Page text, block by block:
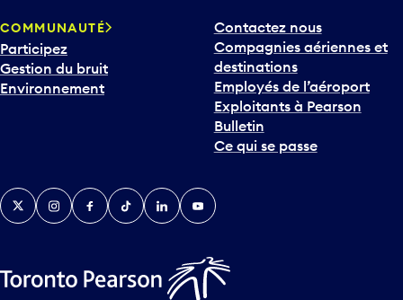
COMMUNAUTÉ
Participez
Gestion du bruit
Environnement
Contactez nous
Compagnies aériennes et
destinations
Employés de l’aéroport
Exploitants à Pearson
Bulletin
Ce qui se passe
TwitterInstagramFacebook
TikTokLinkedInYouTube